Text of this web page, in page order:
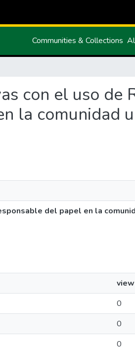
Communities & Collections
con el uso de
la comunidad
del papel en la
0
0
0